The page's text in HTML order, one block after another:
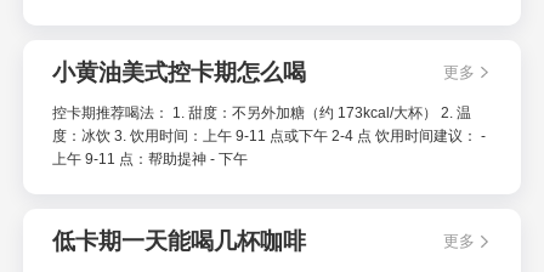
小黄油美式控卡期怎么喝 更多
控卡期推荐喝法： 1. 甜度：不另外加糖（约 173kcal/大杯） 2. 温
度：冰饮 3. 饮用时间：上午 9-11 点或下午 2-4 点 饮用时间建议： -
上午 9-11 点：帮助提神 - 下午
低卡期一天能喝几杯咖啡 更多